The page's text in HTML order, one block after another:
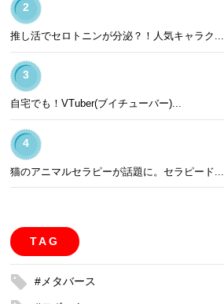
2
推し活でセロトニンが分泌？！人気キャラク...
3
自宅でも！VTuber(ブイチューバー)...
4
猫のアニマルセラピーが話題に。セラピード...
TAG
#メタバース